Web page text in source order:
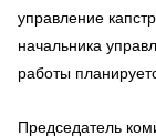
управление
начальника
работы
Председатель